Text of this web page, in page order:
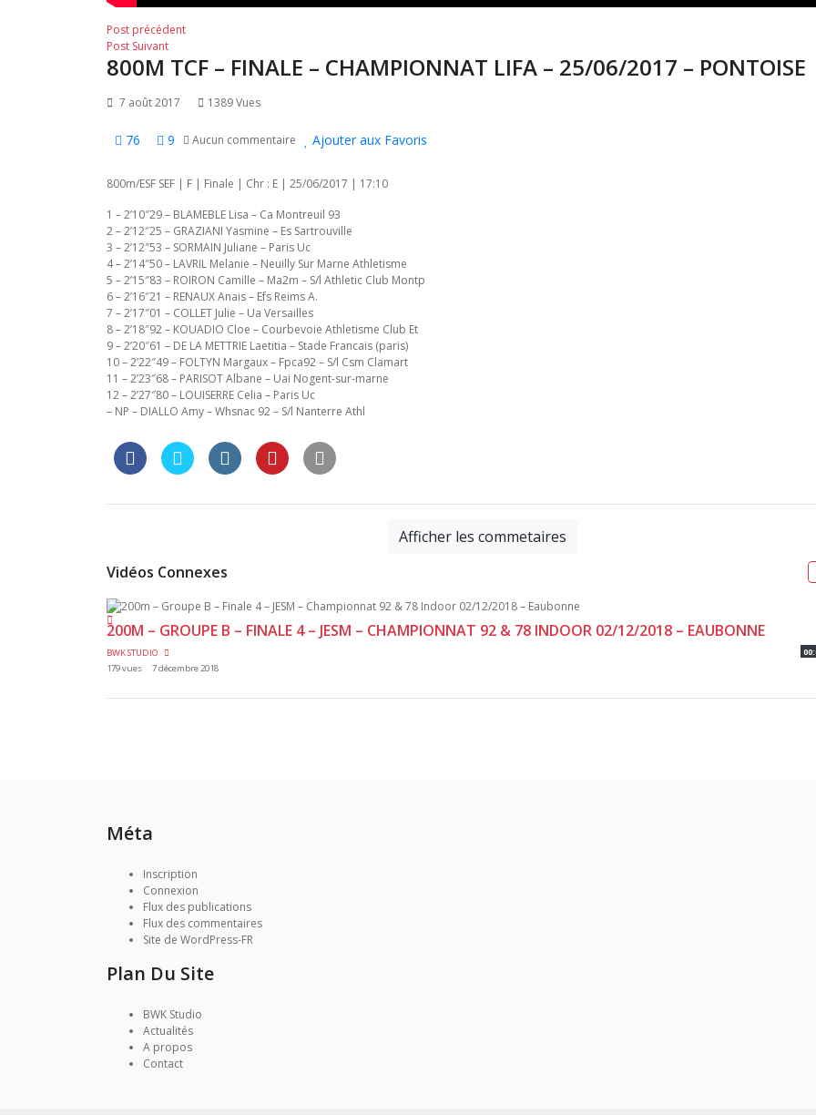
Navigation
de
l’article
Post précédentPost
Post SuivantPost
suivant:
800M TCF – FINALE – CHAMPIONNAT LIFA – 25/06/2017 – PONTOISE
7 août 2017 1389 Vues
76 9 Aucun commentaire Ajouter aux Favoris
800m/ESF SEF | F | Finale | Chr : E | 25/06/2017 | 17:10
1 – 2’10″29 – BLAMEBLE Lisa – Ca Montreuil 93
2 – 2’12″25 – GRAZIANI Yasmine – Es Sartrouville
3 – 2’12″53 – SORMAIN Juliane – Paris Uc
4 – 2’14″50 – LAVRIL Melanie – Neuilly Sur Marne Athletisme
5 – 2’15″83 – ROIRON Camille – Ma2m – S/l Athletic Club Montp
6 – 2’16″21 – RENAUX Anais – Efs Reims A.
7 – 2’17″01 – COLLET Julie – Ua Versailles
8 – 2’18″92 – KOUADIO Cloe – Courbevoie Athletisme Club Et
9 – 2’20″61 – DE LA METTRIE Laetitia – Stade Francais (paris)
10 – 2’22″49 – FOLTYN Margaux – Fpca92 – S/l Csm Clamart
11 – 2’23″68 – PARISOT Albane – Uai Nogent-sur-marne
12 – 2’27″80 – LOUISERRE Celia – Paris Uc
– NP – DIALLO Amy – Whsnac 92 – S/l Nanterre Athl
Afficher les commetaires
Vidéos Connexes
200M – GROUPE B – FINALE 4 – JESM – CHAMPIONNAT 92 & 78 INDOOR 02/12/2018 – EAUBONNE
BWK STUDIO
179 vues
7 décembre 2018
Méta
Inscription
Connexion
Flux des publications
Flux des commentaires
Site de WordPress-FR
Plan Du Site
BWK Studio
Actualités
A propos
Contact